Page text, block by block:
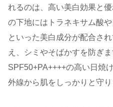
れるのは、高い美白効果と
の下地にはトラネキサム酸
といった美白成分が配合さ
え、シミやそばかすを防ぎま
SPF50+PA++++の高い日焼
外線から肌をしっかりと守り